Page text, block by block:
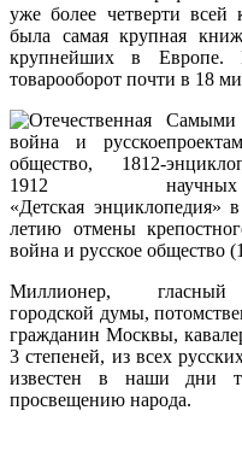
уже более четверти
была самая крупная
крупнейших в Европе.
товарооборот почти в 18
«Детская энциклопедия»
летию отмены
война и русское общество
Миллионер, гласный
городской думы,
гражданин Москвы,
3 степеней, из всех
известен в наши дни
просвещению народа.